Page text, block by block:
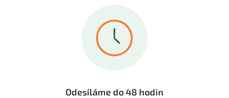
Odesíláme do 48 hodin